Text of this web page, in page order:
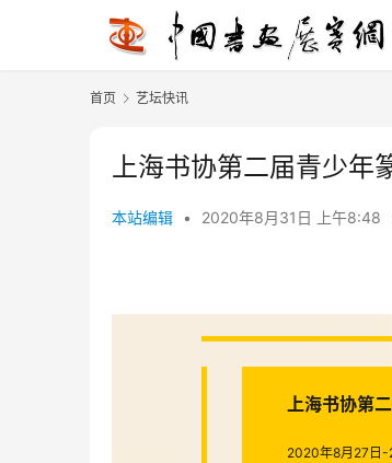
首页 艺坛快讯
上海书协第二届青少年
本站编辑 • 2020年8月31日 上午8:48
上海书协第
2020年8月27日-